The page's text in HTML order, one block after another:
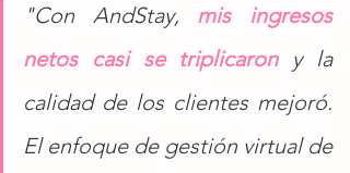
"Con AndStay, mis ingresos
netos casi se triplicaron y la
calidad de los clientes mejoró.
El enfoque de gestión virtual de